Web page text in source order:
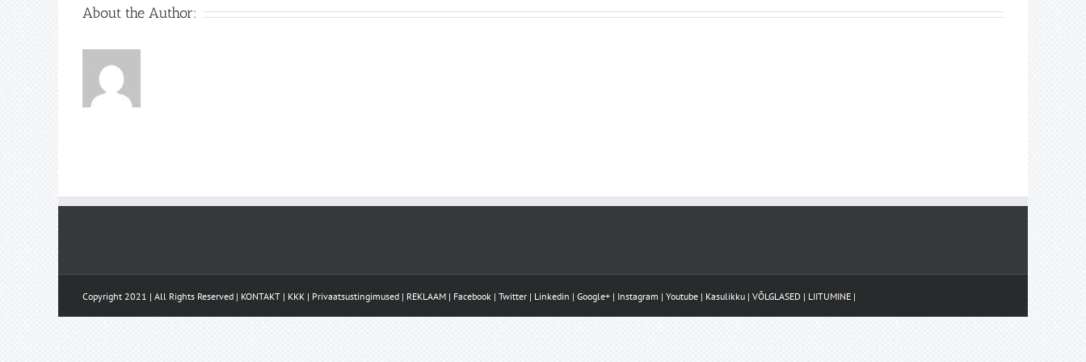
About the Author:
Copyright 2021 | All Rights Reserved | KONTAKT | KKK | Privaatsustingimused | REKLAAM | Facebook | Twitter | Linkedin | Google+ | Instagram | Youtube | Kasulikku | VÕLGLASED | LIITUMINE |